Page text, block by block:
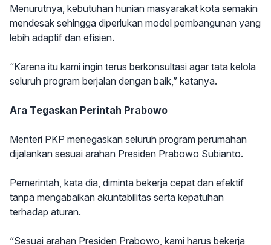
Menurutnya, kebutuhan hunian masyarakat kota semakin
mendesak sehingga diperlukan model pembangunan yang
lebih adaptif dan efisien.
“Karena itu kami ingin terus berkonsultasi agar tata kelola
seluruh program berjalan dengan baik,” katanya.
Ara Tegaskan Perintah Prabowo
Menteri PKP menegaskan seluruh program perumahan
dijalankan sesuai arahan Presiden Prabowo Subianto.
Pemerintah, kata dia, diminta bekerja cepat dan efektif
tanpa mengabaikan akuntabilitas serta kepatuhan
terhadap aturan.
“Sesuai arahan Presiden Prabowo, kami harus bekerja